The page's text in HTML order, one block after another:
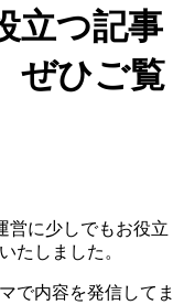
立つ記事
ぜひご覧
営に少しでもお役立
たしました。
で内容を発信してま